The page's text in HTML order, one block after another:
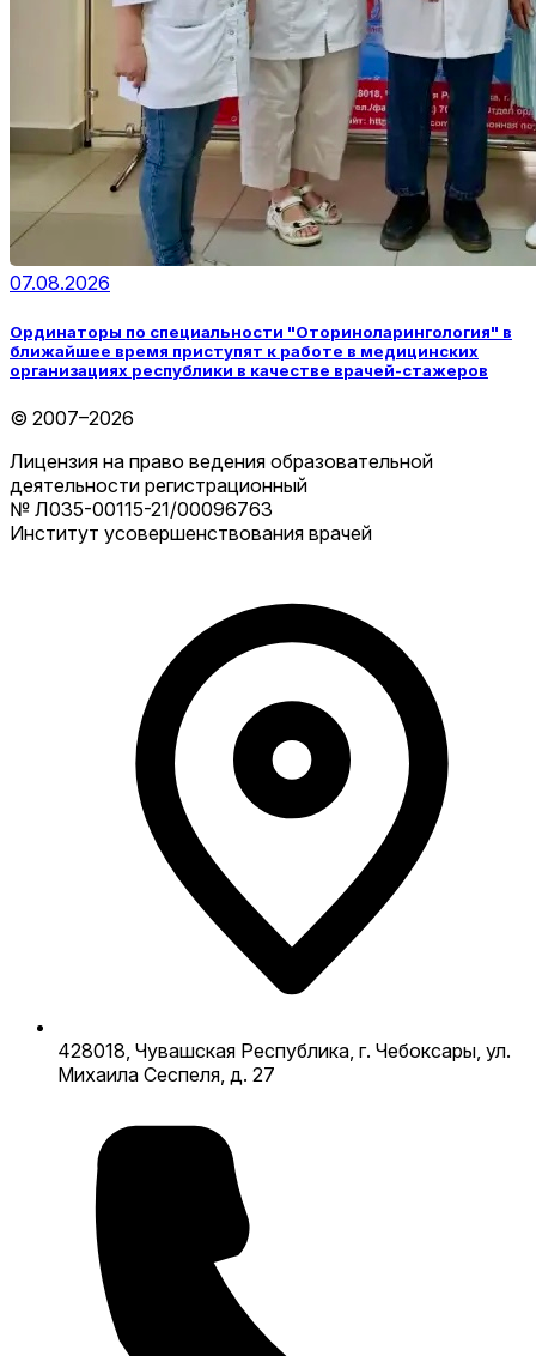
07.08.2026
Ординаторы по специальности "Оториноларингология" в
ближайшее время приступят к работе в медицинских
организациях республики в качестве врачей-стажеров
© 2007–2026
Лицензия на право ведения образовательной
деятельности регистрационный
№ Л035-00115-21/00096763
Институт усовершенствования врачей
428018, Чувашская Республика, г. Чебоксары, ул.
Михаила Сеспеля, д. 27